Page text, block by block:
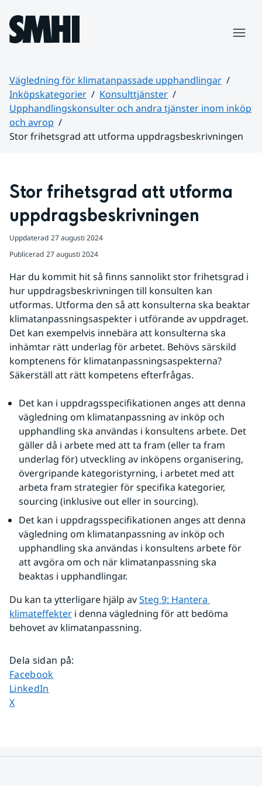
Hoppa till sidans innehåll
Vägledning för klimatanpassade upphandlingar
Inköpskategorier
Konsulttjänster
Upphandlingskonsulter och andra tjänster inom inköp
och avrop
Stor frihetsgrad att utforma uppdragsbeskrivningen
Stor frihetsgrad att utforma
uppdragsbeskrivningen
Uppdaterad 27 augusti 2024
Publicerad 27 augusti 2024
Har du kommit hit så finns sannolikt stor frihetsgrad i
hur uppdragsbeskrivningen till konsulten kan
utformas. Utforma den så att konsulterna ska beaktar
klimatanpassningsaspekter i utförande av uppdraget.
Det kan exempelvis innebära att konsulterna ska
inhämtar rätt underlag för arbetet. Behövs särskild
komptenens för klimatanpassningsaspekterna?
Säkerställ att rätt kompetens efterfrågas.
Det kan i uppdragsspecifikationen anges att denna
vägledning om klimatanpassning av inköp och
upphandling ska användas i konsultens arbete. Det
gäller då i arbete med att ta fram (eller ta fram
underlag för) utveckling av inköpens organisering,
övergripande kategoristyrning, i arbetet med att
arbeta fram strategier för specifika kategorier,
sourcing (inklusive out eller in sourcing).
Det kan i uppdragsspecifikationen anges att denna
vägledning om klimatanpassning av inköp och
upphandling ska användas i konsultens arbete för
att avgöra om och när klimatanpassning ska
beaktas i upphandlingar.
Du kan ta ytterligare hjälp av Steg 9: Hantera
klimateffekter i denna vägledning för att bedöma
behovet av klimatanpassning.
Dela sidan på:
Dela sidan på
Facebook
Dela sidan på
LinkedIn
Dela sidan på
X